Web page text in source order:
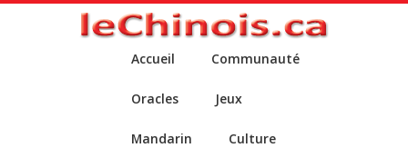
Accueil Communauté
Oracles Jeux
Mandarin Culture